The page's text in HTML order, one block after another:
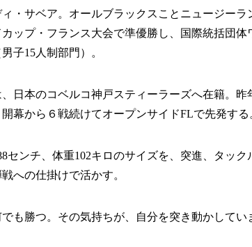
・サベア。オールブラックスことニュージーラ
カップ・フランス大会で準優勝し、国際統括団
子15人制部門）。
日本のコベルコ神戸スティーラーズへ在籍。昨
幕から６戦続けてオープンサイドFLで先発する
センチ、体重102キロのサイズを、突進、タッ
への仕掛けで活かす。
でも勝つ。その気持ちが、自分を突き動かしてい